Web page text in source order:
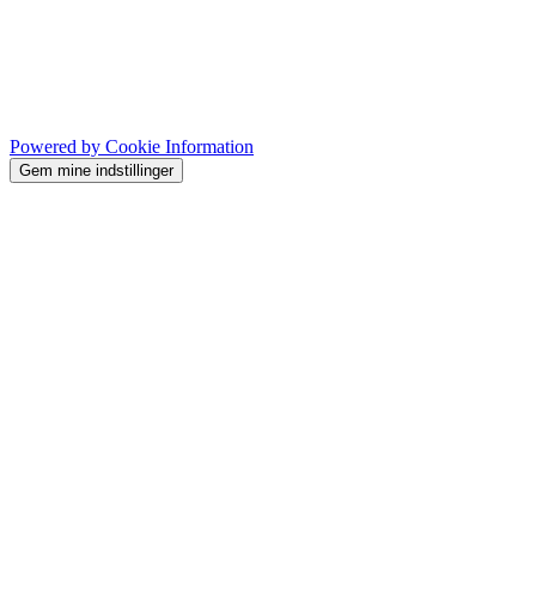
Powered by Cookie Information
Gem mine indstillinger